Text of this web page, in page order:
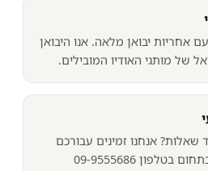
אחריות יבואן מלאה. אנו היבואן
של מותגי האודיו המובילים.
אנחנו זמינים עבורכם
09-9555686